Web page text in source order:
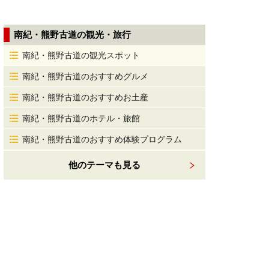
南紀・熊野古道の観光・旅行
南紀・熊野古道の観光スポット
南紀・熊野古道のおすすめグルメ
南紀・熊野古道のおすすめお土産
南紀・熊野古道のホテル・旅館
南紀・熊野古道のおすすめ体験プログラム
他のテーマも見る